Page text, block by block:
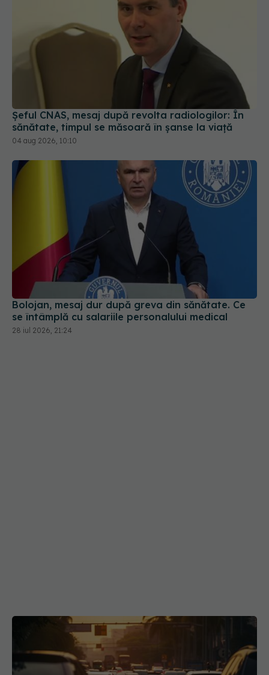
Șeful CNAS, mesaj după revolta radiologilor: În
sănătate, timpul se măsoară în șanse la viață
04 aug 2026, 10:10
Bolojan, mesaj dur după greva din sănătate. Ce
se întâmplă cu salariile personalului medical
28 iul 2026, 21:24